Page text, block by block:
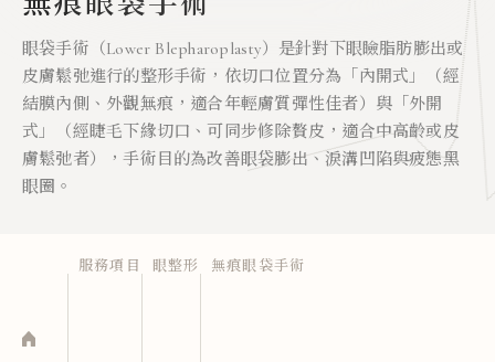
眼袋手術（Lower Blepharoplasty）是針對下眼瞼脂肪膨出或
皮膚鬆弛進行的整形手術，依切口位置分為「內開式」（經
結膜內側、外觀無痕，適合年輕膚質彈性佳者）與「外開
式」（經睫毛下緣切口、可同步修除贅皮，適合中高齡或皮
膚鬆弛者），手術目的為改善眼袋膨出、淚溝凹陷與疲態黑
眼圈。
服務項目 眼整形 無痕眼袋手術